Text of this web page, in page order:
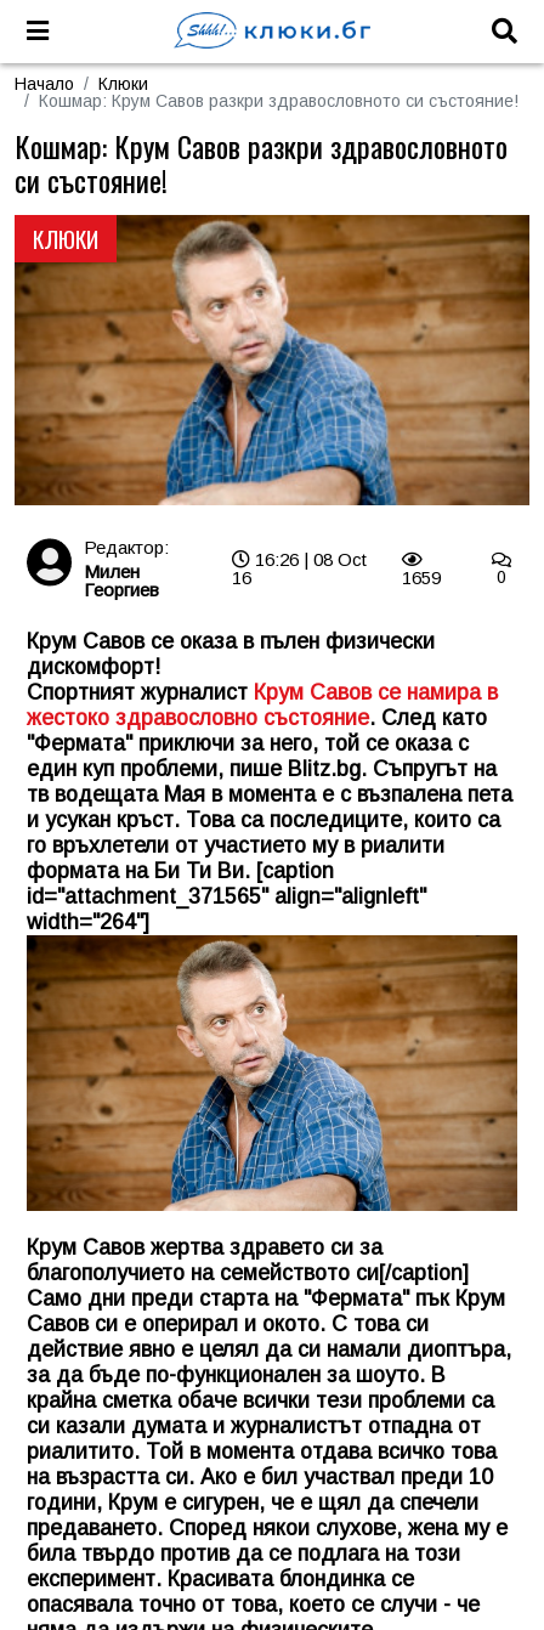
Начало
Клюки
Кошмар: Крум Савов разкри здравословното си състояние!
КЛЮКИ
Кошмар: Крум Савов разкри здравословното
си състояние!
Редактор:
Милен
Георгиев
16:26 | 08 Oct
16
1659 0
Крум Савов се оказа в пълен физически
дискомфорт!
Спортният журналист Крум Савов се намира в
жестоко здравословно състояние. След като
"Фермата" приключи за него, той се оказа с
един куп проблеми, пише Blitz.bg. Съпругът на
тв водещата Мая в момента е с възпалена пета
и усукан кръст. Това са последиците, които са
го връхлетели от участието му в риалити
формата на Би Ти Ви. [caption
id="attachment_371565" align="alignleft"
width="264"]
Крум Савов жертва здравето си за
благополучието на семейството си[/caption]
Само дни преди старта на "Фермата" пък Крум
Савов си е оперирал и окото. С това си
действие явно е целял да си намали диоптъра,
за да бъде по-функционален за шоуто. В
крайна сметка обаче всички тези проблеми са
си казали думата и журналистът отпадна от
риалитито. Той в момента отдава всичко това
на възрастта си. Ако е бил участвал преди 10
години, Крум е сигурен, че е щял да спечели
предаването. Според някои слухове, жена му е
била твърдо против да се подлага на този
експеримент. Красивата блондинка се
опасявала точно от това, което се случи - че